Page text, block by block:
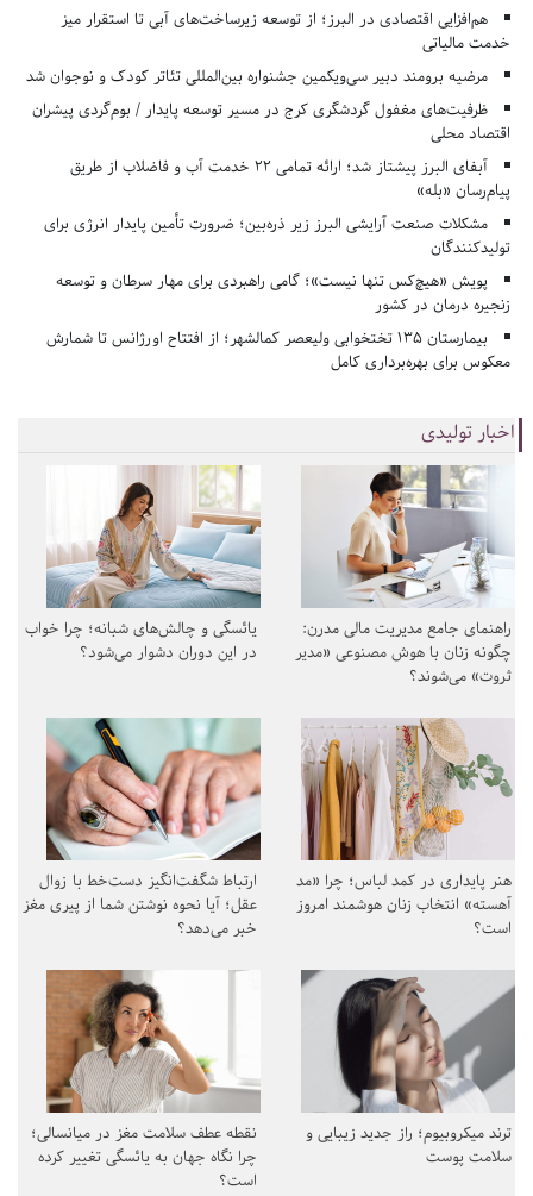
هم‌افزایی اقتصادی در البرز؛ از توسعه زیرساخت‌های آبی تا استقرار میز
خدمت مالیاتی
مرضیه برومند دبیر سی‌ویکمین جشنواره بین‌المللی تئاتر کودک و نوجوان شد
ظرفیت‌های مغفول گردشگری کرج در مسیر توسعه پایدار / بوم‌گردی پیشران
اقتصاد محلی
آبفای البرز پیشتاز شد؛ ارائه تمامی ۲۲ خدمت آب و فاضلاب از طریق
پیام‌رسان «بله»
مشکلات صنعت آرایشی البرز زیر ذره‌بین؛ ضرورت تأمین پایدار انرژی برای
تولیدکنندگان
پویش «هیچ‌کس تنها نیست»؛ گامی راهبردی برای مهار سرطان و توسعه
زنجیره درمان در کشور
بیمارستان ۱۳۵ تختخوابی ولیعصر کمالشهر؛ از افتتاح اورژانس تا شمارش
معکوس برای بهره‌برداری کامل
اخبار تولیدی
راهنمای جامع مدیریت مالی مدرن:
چگونه زنان با هوش مصنوعی «مدیر
ثروت» می‌شوند؟
یائسگی و چالش‌های شبانه؛ چرا خواب
در این دوران دشوار می‌شود؟
هنر پایداری در کمد لباس؛ چرا «مد
آهسته» انتخاب زنان هوشمند امروز
است؟
ارتباط شگفت‌انگیز دست‌خط با زوال
عقل؛ آیا نحوه نوشتن شما از پیری مغز
خبر می‌دهد؟
ترند میکروبیوم؛ راز جدید زیبایی و
سلامت پوست
نقطه عطف سلامت مغز در میانسالی؛
چرا نگاه جهان به یائسگی تغییر کرده
است؟